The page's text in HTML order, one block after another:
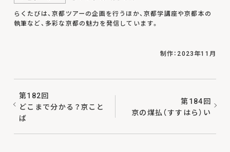
らくたびは、京都ツアーの企画を行うほか、京都学講座や京都本の
執筆など、多彩な京都の魅力を発信しています。
制作：2023年11月
第182回
どこまで分かる？京こと
ば
第184回
京の煤払（すすはら）い